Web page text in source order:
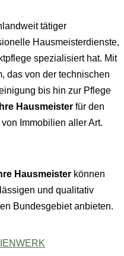
tätiger
Hausmeisterdienste,
spezialisiert hat. Mit
das von der technischen
bis hin zur Pflege
Ihre Hausmeister für den
Immobilien aller Art.
Hausmeister können
und qualitativ
Bundesgebiet anbieten.